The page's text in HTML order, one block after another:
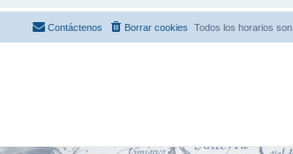
Todos los horarios son
Borrar cookies
Contáctenos